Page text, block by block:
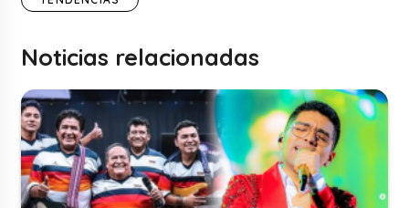
Noticias relacionadas